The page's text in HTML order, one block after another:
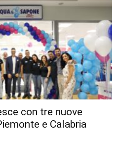
con tre nuove
e Calabria